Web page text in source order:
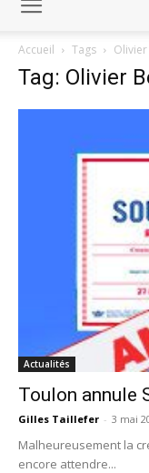
Accueil Tags
Tag: Olivier
Actualités
Toulon annule
Gilles Taillefer - 3 mai
Malheureusement la
encore attendre...